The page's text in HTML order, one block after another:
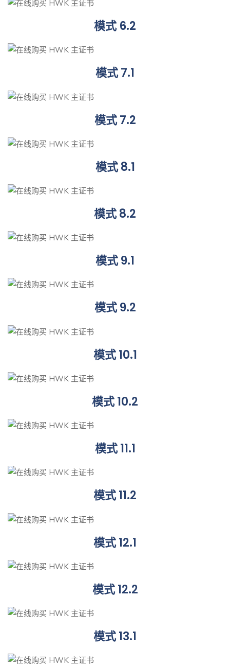
模式 6.2
模式 7.1
模式 7.2
模式 8.1
模式 8.2
模式 9.1
模式 9.2
模式 10.1
模式 10.2
模式 11.1
模式 11.2
模式 12.1
模式 12.2
模式 13.1